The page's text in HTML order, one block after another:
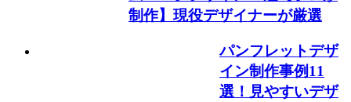
制作】現役デザイナーが厳選
パンフレットデザ
イン制作事例11
選！見やすいデザ